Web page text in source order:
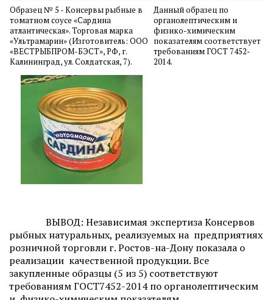
Образец № 5 - Консервы рыбные в
томатном соусе «Сардина
атлантическая». Торговая марка
«Ультрамарин» (Изготовитель: ООО
«ВЕСТРЫБПРОМ-БЭСТ», РФ, г.
Калининград, ул. Солдатская, 7).
Данный образец по
органолептическим и
физико-химическим
показателям соответствует
требованиям ГОСТ 7452-
2014.
ВЫВОД: Независимая экспертиза Консервов
рыбных натуральных, реализуемых на предприятиях
розничной торговли г. Ростов-на-Дону показала о
реализации качественной продукции. Все
закупленные образцы (5 из 5) соответствуют
требованиям ГОСТ7452-2014 по органолептическим